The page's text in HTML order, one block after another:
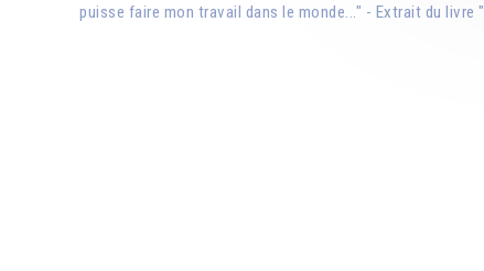
puisse faire mon travail dans le monde..." - Extrait du livre "